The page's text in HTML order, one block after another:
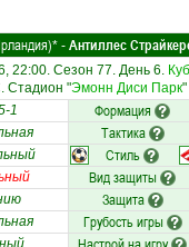
*- Антиллес
22:00. Сезон 77. День 6.
Стадион "Эмонн Диси Парк"
1 Формация
Тактика
Стиль
Вид защиты
Защита
Грубость игры